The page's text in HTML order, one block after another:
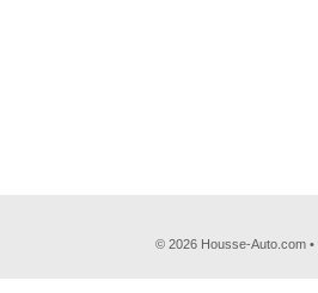
© 2026 Housse-Auto.com •